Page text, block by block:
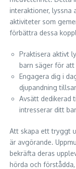
interaktioner, lyssna
aktiviteter som
förbättra dessa
Praktisera aktivt
barn säger för
Engagera dig i
djupandning
Avsätt dedikerad
intresserar ditt
Att skapa ett tryggt
är avgörande.
bekräfta deras
hörda och